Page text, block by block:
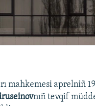
mahkemesi aprelniñ
nıñ tevqif